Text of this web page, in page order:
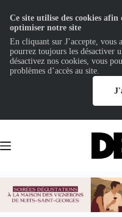
contenu
Ce site utilise des cookies
optimiser notre site
En cliquant sur J’accepte, vous
pourrez toujours les désactiver
désactivez nos cookies, vous
problèmes d’accès au site.